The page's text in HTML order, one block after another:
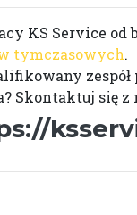
KS Service
tymczasowych.
Skontaktuj się